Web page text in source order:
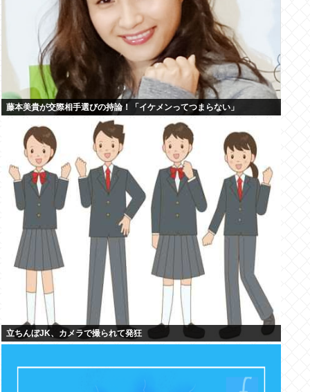
藤本美貴が交際相手選びの持論！「イケメンってつまらない」
立ちんぼJK、カメラで撮られて発狂